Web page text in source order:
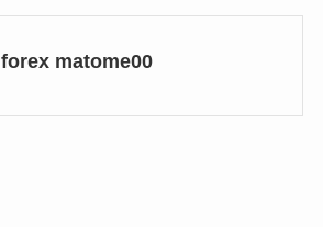
forex matome00